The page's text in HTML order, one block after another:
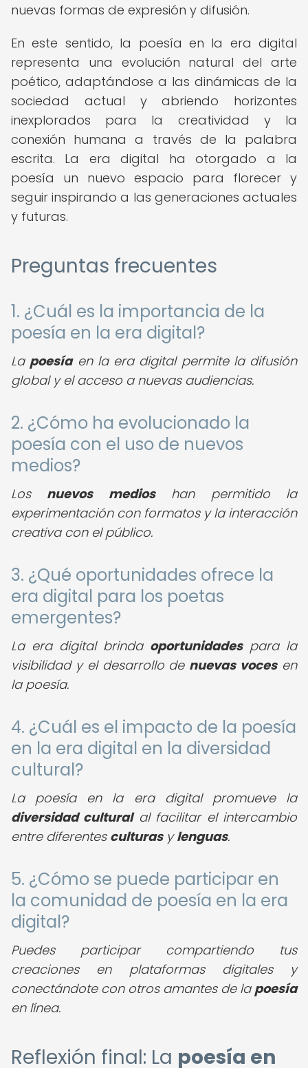
nuevas formas de expresión y difusión.
En este sentido, la poesía en la era digital
representa una evolución natural del arte
poético, adaptándose a las dinámicas de la
sociedad actual y abriendo horizontes
inexplorados para la creatividad y la
conexión humana a través de la palabra
escrita. La era digital ha otorgado a la
poesía un nuevo espacio para florecer y
seguir inspirando a las generaciones actuales
y futuras.
Preguntas frecuentes
1. ¿Cuál es la importancia de la
poesía en la era digital?
La poesíaen la era digital permite la difusión
global y el acceso a nuevas audiencias.
2. ¿Cómo ha evolucionado la
poesía con el uso de nuevos
medios?
Los nuevos medioshan permitido la
experimentación con formatos y la interacción
creativa con el público.
3. ¿Qué oportunidades ofrece la
era digital para los poetas
emergentes?
La era digital brinda oportunidadespara la
visibilidad y el desarrollo de nuevas vocesen
la poesía.
4. ¿Cuál es el impacto de la poesía
en la era digital en la diversidad
cultural?
La poesía en la era digital promueve la
diversidad culturalal facilitar el intercambio
entre diferentes culturasylenguas.
5. ¿Cómo se puede participar en
la comunidad de poesía en la era
digital?
Puedes participar compartiendo tus
creaciones en plataformas digitales y
conectándote con otros amantes de la poesía
en línea.
Reflexión final: La poesía en